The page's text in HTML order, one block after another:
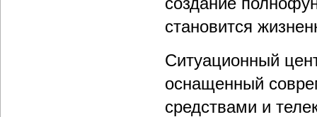
становится
Ситуационный
оснащенный
средствами и